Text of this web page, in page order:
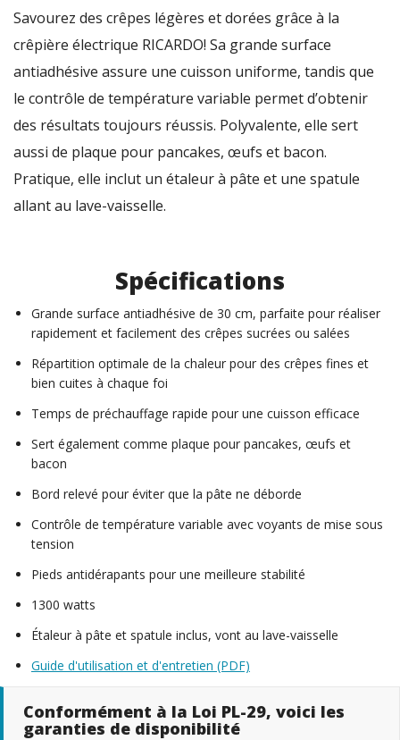
Savourez des crêpes légères et dorées grâce à la
crêpière électrique RICARDO! Sa grande surface
antiadhésive assure une cuisson uniforme, tandis que
le contrôle de température variable permet d’obtenir
des résultats toujours réussis. Polyvalente, elle sert
aussi de plaque pour pancakes, œufs et bacon.
Pratique, elle inclut un étaleur à pâte et une spatule
allant au lave-vaisselle.
Spécifications
Grande surface antiadhésive de 30 cm, parfaite pour réaliser
rapidement et facilement des crêpes sucrées ou salées
Répartition optimale de la chaleur pour des crêpes fines et
bien cuites à chaque foi
Temps de préchauffage rapide pour une cuisson efficace
Sert également comme plaque pour pancakes, œufs et
bacon
Bord relevé pour éviter que la pâte ne déborde
Contrôle de température variable avec voyants de mise sous
tension
Pieds antidérapants pour une meilleure stabilité
1300 watts
Étaleur à pâte et spatule inclus, vont au lave-vaisselle
Guide d'utilisation et d'entretien (PDF)
Conformément à la Loi PL-29, voici les
garanties de disponibilité